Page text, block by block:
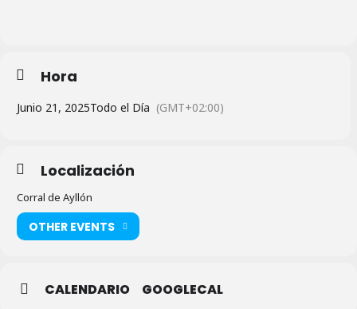
Hora
Junio 21, 2025Todo el Día (GMT+02:00)
Localización
Corral de Ayllón
OTHER EVENTS
CALENDARIO GOOGLECAL